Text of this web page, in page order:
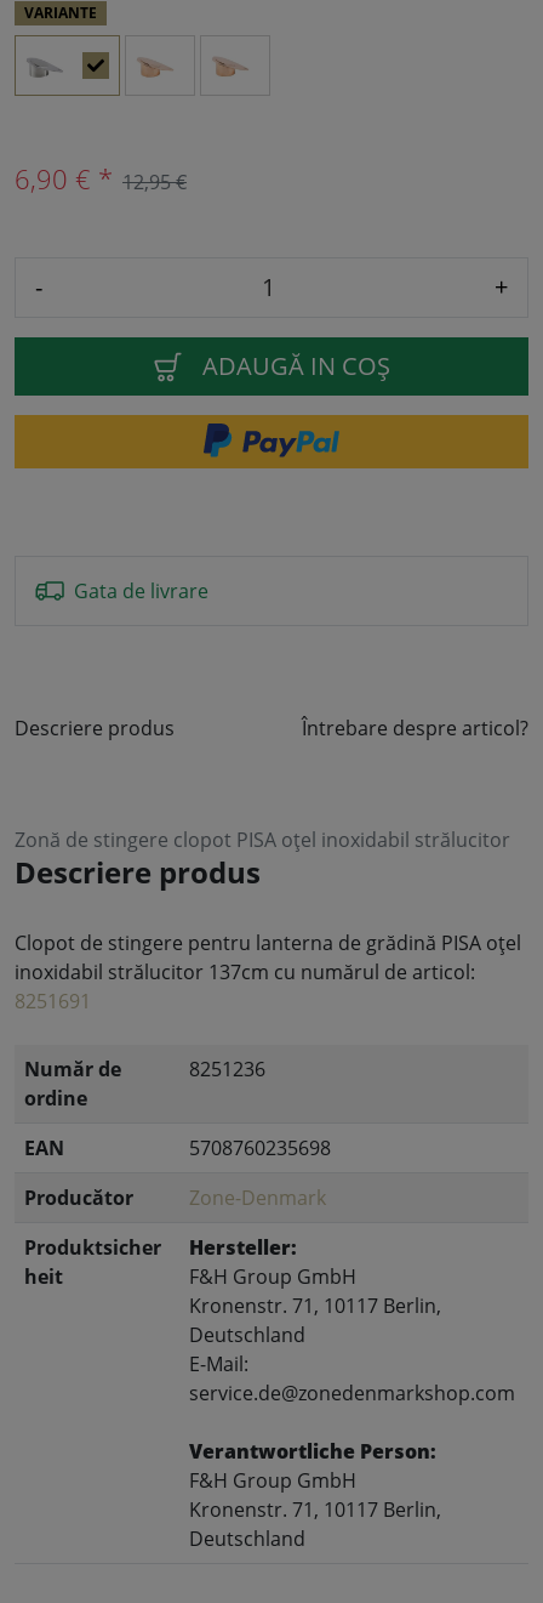
VARIANTE
6,90 € * 12,95 €
- +
ADAUGĂ IN COŞ
Gata de livrare
Descriere produs Întrebare despre articol?
Zonă de stingere clopot PISA oțel inoxidabil strălucitor
Descriere produs
Clopot de stingere pentru lanterna de grădină PISA oțel
inoxidabil strălucitor 137cm cu numărul de articol:
8251691
Număr de
ordine
8251236
EAN
5708760235698
Producător
Zone-Denmark
Produktsicher
heit
Hersteller:
F&H Group GmbH
Kronenstr. 71, 10117 Berlin,
Deutschland
E-Mail:
service.de@zonedenmarkshop.com
Verantwortliche Person:
F&H Group GmbH
Kronenstr. 71, 10117 Berlin,
Deutschland